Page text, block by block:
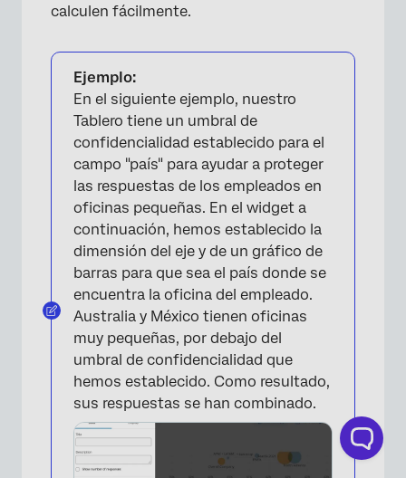
calculen fácilmente.
Ejemplo:
En el siguiente ejemplo, nuestro
Tablero tiene un umbral de
confidencialidad establecido para el
campo "país" para ayudar a proteger
las respuestas de los empleados en
oficinas pequeñas. En el widget a
continuación, hemos establecido la
dimensión del eje y de un gráfico de
barras para que sea el país donde se
encuentra la oficina del empleado.
Australia y México tienen oficinas
muy pequeñas, por debajo del
umbral de confidencialidad que
hemos establecido. Como resultado,
sus respuestas se han combinado.